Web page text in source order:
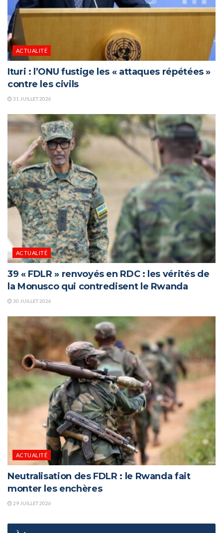
ACTUALITÉ
Ituri : l’ONU fustige les « attaques répétées »
contre les civils
31 JUILLET 2026
ACTUALITÉ
39 « FDLR » renvoyés en RDC : les vérités de
la Monusco qui contredisent le Rwanda
30 JUILLET 2026
ACTUALITÉ
Neutralisation des FDLR : le Rwanda fait
monter les enchères
29 JUILLET 2026